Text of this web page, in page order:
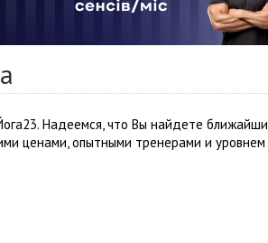
Надеемся, что Вы найдете
ценами, опытными тренерами и уровнем